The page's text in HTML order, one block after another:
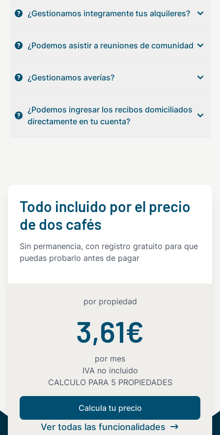
¿Gestionamos integramente tus alquileres?
¿Podemos asistir a reuniones de comunidad
¿Gestionamos averías?
¿Podemos ingresar los recibos domiciliados
directamente en tu cuenta?
Todo incluido por el precio
de dos cafés
Sin permanencia, con registro gratuito para que
puedas probarlo antes de pagar
por propiedad
3,61€
por mes
IVA no incluido
CALCULO PARA 5 PROPIEDADES
Calcula tu precio
Ver todas las funcionalidades